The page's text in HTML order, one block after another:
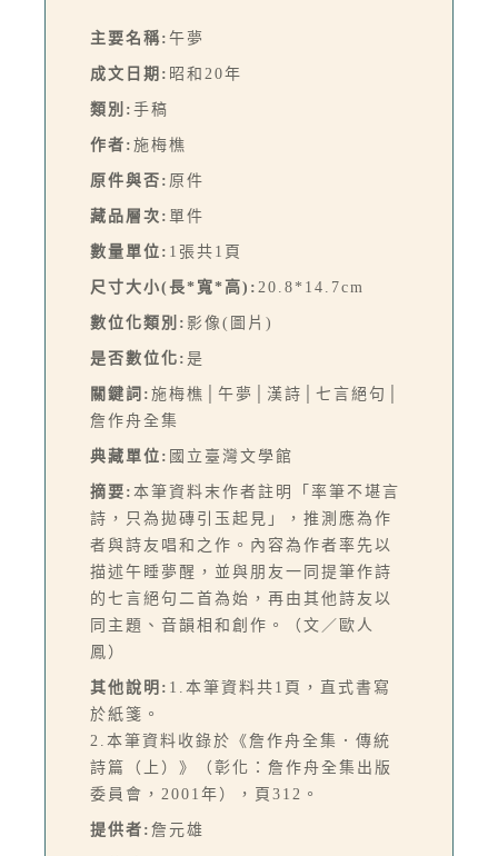
主要名稱: 午夢
成文日期: 昭和20年
類別: 手稿
作者: 施梅樵
原件與否: 原件
藏品層次: 單件
數量單位: 1張共1頁
尺寸大小(長*寬*高): 20.8*14.7cm
數位化類別: 影像(圖片)
是否數位化: 是
關鍵詞: 施梅樵│午夢│漢詩│七言絕句│
詹作舟全集
典藏單位: 國立臺灣文學館
摘要: 本筆資料末作者註明「率筆不堪言
詩，只為拋磚引玉起見」，推測應為作
者與詩友唱和之作。內容為作者率先以
描述午睡夢醒，並與朋友一同提筆作詩
的七言絕句二首為始，再由其他詩友以
同主題、音韻相和創作。（文／歐人
鳳）
其他說明: 1.本筆資料共1頁，直式書寫
於紙箋。
2.本筆資料收錄於《詹作舟全集．傳統
詩篇（上）》（彰化：詹作舟全集出版
委員會，2001年），頁312。
提供者: 詹元雄